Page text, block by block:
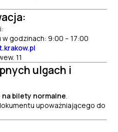
godzinach: 9:00 – 17:00
11
ulgach i
na bilety normalne
upoważniającego do